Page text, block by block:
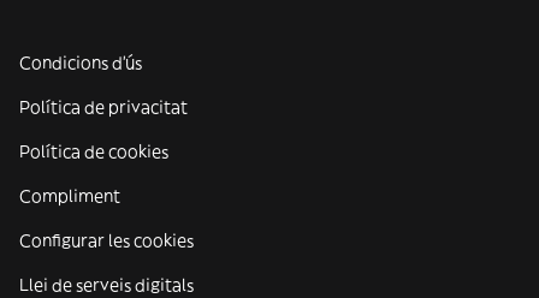
Condicions d'ús
Política de privacitat
Política de cookies
Compliment
Configurar les cookies
Llei de serveis digitals